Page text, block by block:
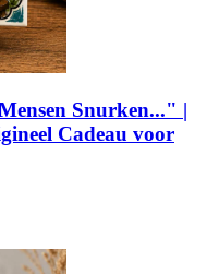
Snurken..." |
Cadeau voor